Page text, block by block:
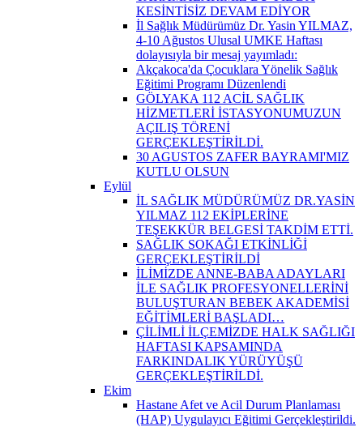
KESİNTİSİZ DEVAM EDİYOR
İl Sağlık Müdürümüz Dr. Yasin YILMAZ,
4-10 Ağustos Ulusal UMKE Haftası
dolayısıyla bir mesaj yayımladı:
Akçakoca'da Çocuklara Yönelik Sağlık
Eğitimi Programı Düzenlendi
GÖLYAKA 112 ACİL SAĞLIK
HİZMETLERİ İSTASYONUMUZUN
AÇILIŞ TÖRENİ
GERÇEKLEŞTİRİLDİ.
30 AGUSTOS ZAFER BAYRAMI'MIZ
KUTLU OLSUN
Eylül
İL SAĞLIK MÜDÜRÜMÜZ DR.YASİN
YILMAZ 112 EKİPLERİNE
TEŞEKKÜR BELGESİ TAKDİM ETTİ.
SAĞLIK SOKAĞI ETKİNLİĞİ
GERÇEKLEŞTİRİLDİ
İLİMİZDE ANNE-BABA ADAYLARI
İLE SAĞLIK PROFESYONELLERİNİ
BULUŞTURAN BEBEK AKADEMİSİ
EĞİTİMLERİ BAŞLADI…
ÇİLİMLİ İLÇEMİZDE HALK SAĞLIĞI
HAFTASI KAPSAMINDA
FARKINDALIK YÜRÜYÜŞÜ
GERÇEKLEŞTİRİLDİ.
Ekim
Hastane Afet ve Acil Durum Planlaması
(HAP) Uygulayıcı Eğitimi Gerçekleştirildi.